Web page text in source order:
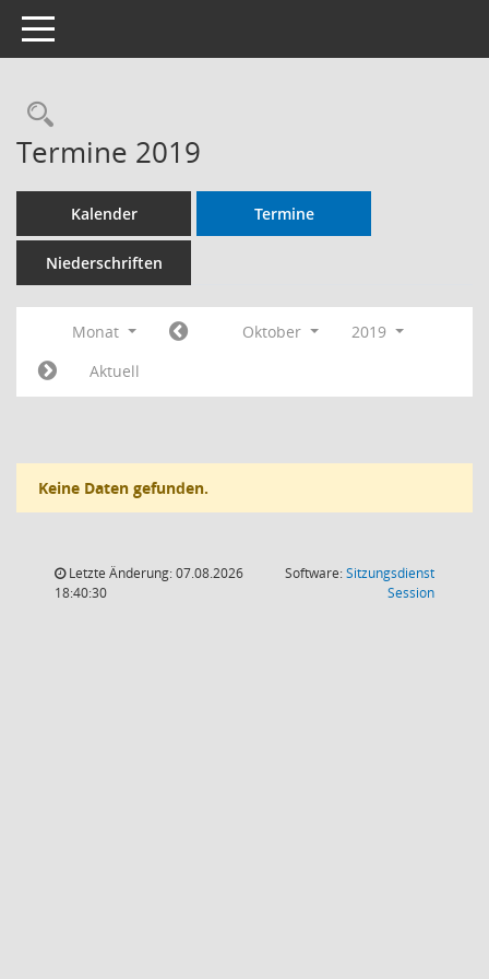
Toggle navigation
Termine 2019
Kalender Termine
Niederschriften
Monat Oktober
2019
Aktuell
Keine Daten gefunden.
Letzte Änderung: 07.08.2026
18:40:30
Software:Sitzungsdienst
Session(Wird in